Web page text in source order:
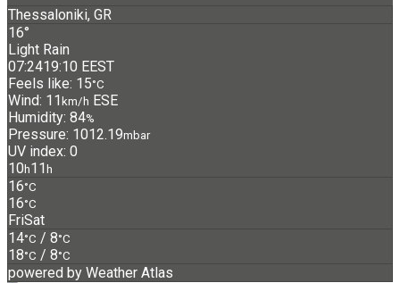
Thessaloniki, GR
16°
Light Rain
07:2419:10 EEST
Feels like: 15°C
Wind: 11 km/h ESE
Humidity: 84%
Pressure: 1012.19mbar
UV index: 0
10 h11 h
16°C
16°C
FriSat
14°C / 8°C
18°C / 8°C
powered by Weather Atlas